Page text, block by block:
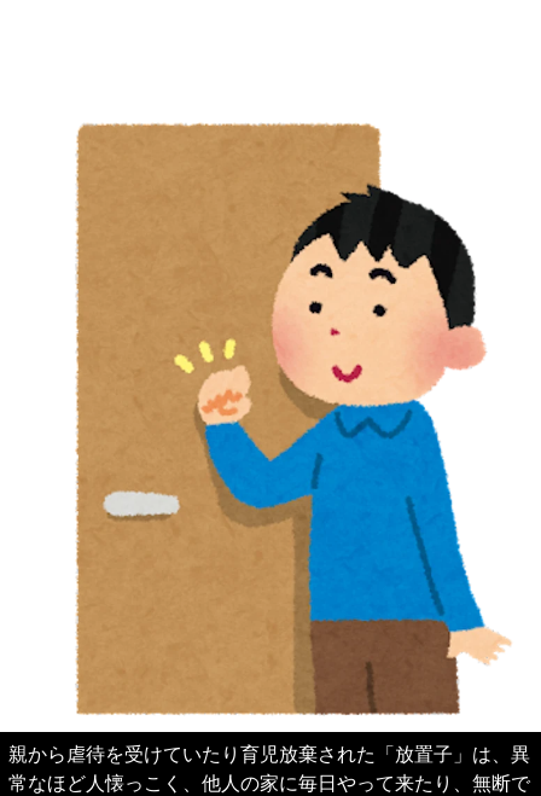
親から虐待を受けていたり育児放棄された「放置子」は、異
常なほど人懐っこく、他人の家に毎日やって来たり、無断で